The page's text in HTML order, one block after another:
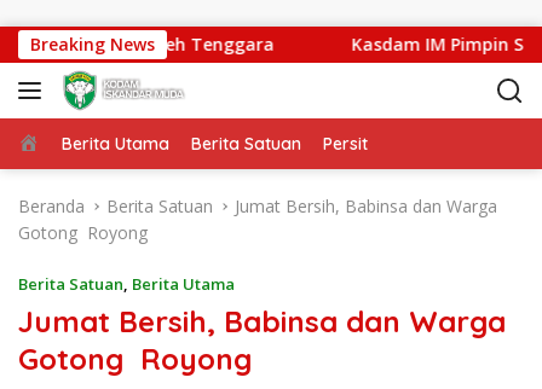
Breaking News
Abadi Aceh Tenggara Kasdam IM Pimpin
Beranda
Berita Utama Berita Satuan Persit
Beranda Berita Satuan
Jumat Bersih, Babinsa dan Warga
Gotong Royong
Berita Satuan, Berita Utama
Jumat Bersih, Babinsa dan Warga
Gotong Royong